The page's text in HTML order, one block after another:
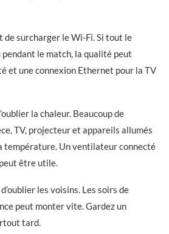
de surcharger le Wi-Fi. Si tout le
le match, la qualité peut
et une connexion Ethernet pour la TV
la chaleur. Beaucoup de
TV, projecteur et appareils allumés
température. Un ventilateur connecté
être utile.
les voisins. Les soirs de
peut monter vite. Gardez un
tard.